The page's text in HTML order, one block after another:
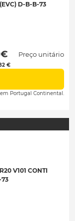
D-B-B-73
€
Preço unitário
Portugal Continental.
V101 CONTI
73